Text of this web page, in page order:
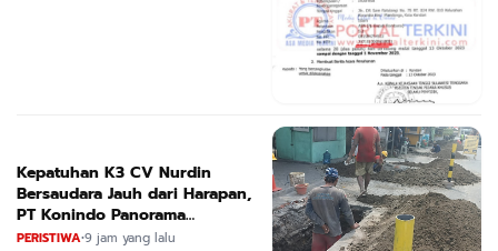
Kepatuhan K3 CV Nurdin
Bersaudara Jauh dari Harapan,
PT Konindo Panorama
Konsultan Dituding Lalai Awasi
PERISTIWA•9 jam yang lalu